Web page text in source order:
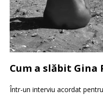
Cum a slăbit
Într-un interviu acordat pentru